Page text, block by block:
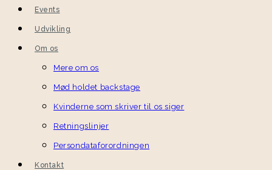
Events
Udvikling
Om os
Mere om os
Mød holdet backstage
Kvinderne som skriver til os siger
Retningslinjer
Persondataforordningen
Kontakt